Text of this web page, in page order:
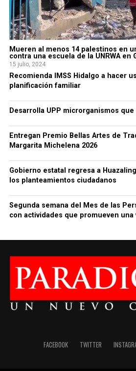
Mueren al menos 14 palestinos en
contra una escuela de la UNRWA en
15 julio, 2024
Recomienda IMSS Hidalgo a hacer
planificación familiar
Desarrolla UPP microrganismos
Entregan Premio Bellas Artes de
Margarita Michelena 2026
Gobierno estatal regresa a
los planteamientos ciudadanos
Segunda semana del Mes de las
con actividades que promueven una
FACEBOOK TWITTER